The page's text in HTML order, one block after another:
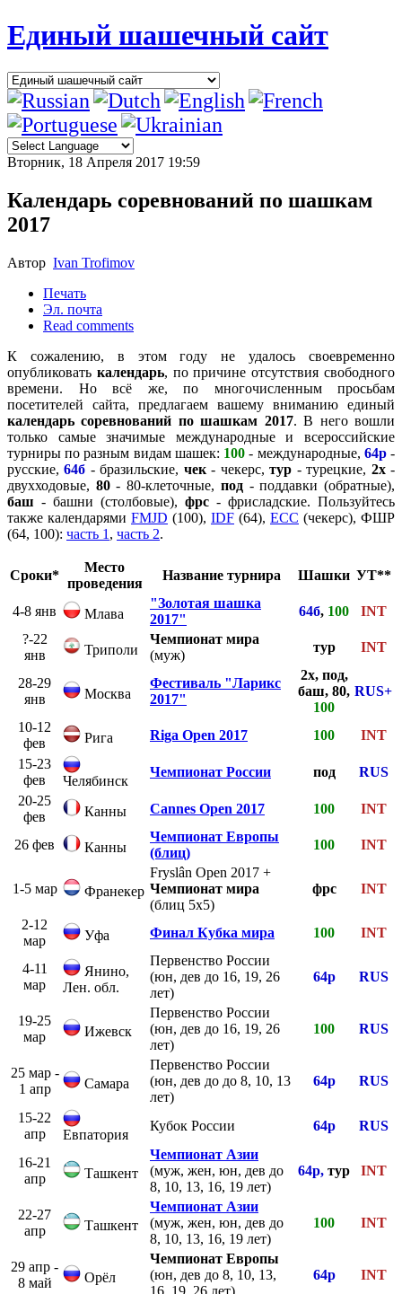
Единый шашечный сайт
Вторник, 18 Апреля 2017 19:59
Календарь соревнований по шашкам
2017
Автор Ivan Trofimov
Печать
Эл. почта
Read comments
К сожалению, в этом году не удалось своевременно
опубликовать календарь, по причине отсутствия свободного
времени. Но всё же, по многочисленным просьбам
посетителей сайта, предлагаем вашему вниманию единый
календарь соревнований по шашкам 2017. В него вошли
только самые значимые международные и всероссийские
турниры по разным видам шашек: 100 - международные, 64р-
русские,64б - бразильские, чек- чекерс,тур - турецкие, 2х-
двухходовые, 80- 80-клеточные, под- поддавки (обратные),
баш - башни (столбовые), фрс - фрисладские. Пользуйтесь
также календарями FMJD (100), IDF (64), ECC (чекерс), ФШР
(64, 100): часть 1 , часть 2.
Сроки*
Место
проведения
Название турнира Шашки УТ**
4-8 янв Млава
"Золотая шашка
2017"
64б, 100
INT
?-22
янв
Триполи
Чемпионат мира
(муж)
тур INT
28-29
янв
Москва
Фестиваль "Ларикс
2017"
2х, под,
баш, 80,
100
RUS+
10-12
фев
Рига Riga Open 2017 100
INT
15-23
фев
Челябинск
Чемпионат России под
RUS
20-25
фев
Канны Cannes Open 2017 100 INT
26 фев Канны
Чемпионат Европы
(блиц)
100 INT
1-5 мар Франекер
Fryslân Open 2017 +
Чемпионат мира
(блиц 5х5)
фрс INT
2-12
мар
Уфа Финал Кубка мира 100 INT
4-11
мар
Янино,
Лен. обл.
Первенство России
(юн, дев до 16, 19, 26
лет)
64р RUS
19-25
мар
Ижевск
Первенство России
(юн, дев до 16, 19, 26
лет)
100 RUS
25 мар -
1 апр
Самара
Первенство России
(юн, дев до до 8, 10, 13
лет)
64р RUS
15-22
апр
Евпатория
Кубок России 64р RUS
16-21
апр
Ташкент
Чемпионат Азии
(муж, жен, юн, дев до
8, 10, 13, 16, 19 лет)
64р, тур INT
22-27
апр
Ташкент
Чемпионат Азии
(муж, жен, юн, дев до
8, 10, 13, 16, 19 лет)
100 INT
29 апр -
8 май
Орёл
Чемпионат Европы
(юн, дев до 8, 10, 13,
16, 19, 26 лет)
64р INT